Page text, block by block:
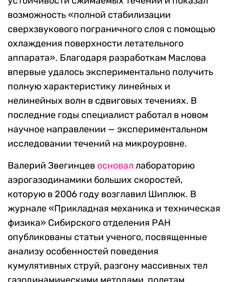
возможность «полной стабилизации
сверхзвукового пограничного слоя с помощью
охлаждения поверхности летательного
аппарата». Благодаря разработкам Маслова
впервые удалось экспериментально получить
полную характеристику линейных и
нелинейных волн в сдвиговых течениях. В
последние годы специалист работал в новом
научное направлении — экспериментальном
исследовании течений на микроуровне.
Валерий Звегинцев основал лабораторию
аэрогазодинамики больших скоростей,
которую в 2006 году возглавил Шиплюк. В
журнале «Прикладная механика и техническая
физика» Сибирского отделения РАН
опубликованы статьи ученого, посвященные
анализу особенностей поведения
кумулятивных струй, разгону массивных тел